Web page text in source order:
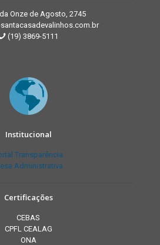
Onze de Agosto, 2745
(19) 3869-5111
Institucional
Transparência
Administrativa
Certificações
CEBAS
CPFL CEALAG
ONA